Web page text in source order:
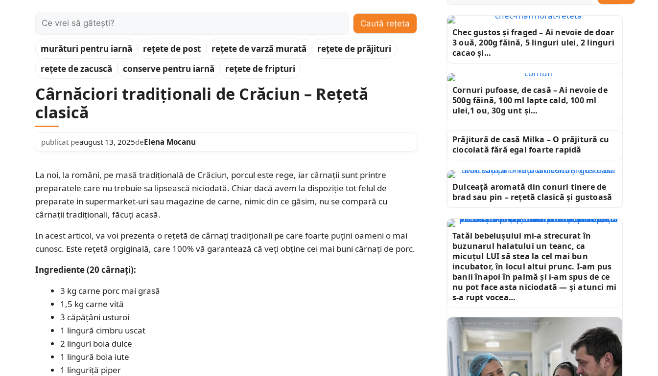
Caută: Caută rețeta
murături pentru iarnă rețete de post rețete de varză murată
rețete de prăjituri
rețete de zacuscă
conserve pentru iarnă rețete de fripturi
Cârnăciori tradiționali de Crăciun – Rețetă
clasică
publicat peaugust 13, 2025deElena Mocanu
La noi, la români, pe masă tradiţională de Crăciun, porcul este rege, iar cârnații sunt printre
preparatele care nu trebuie sa lipsească niciodată. Chiar dacă avem la dispoziție tot felul de
preparate in supermarket-uri sau magazine de carne, nimic din ce găsim, nu se compară cu
cârnații tradiționali, făcuți acasă.
In acest articol, va voi prezenta o rețetă de cârnați tradiționali pe care foarte puțini oameni o mai
cunosc. Este rețetă orgiginală, care 100% vă garantează că veți obține cei mai buni cărnați de porc.
Ingrediente (20 cârnaţi):
3 kg carne porc mai grasă
1,5 kg carne vită
3 căpăţâni usturoi
1 lingură cimbru uscat
2 linguri boia dulce
1 lingură boia iute
1 linguriţă piper
Chec gustos și fraged – Ai nevoie de doar
3 ouă, 200g făină, 5 linguri ulei, 2 linguri
cacao și…
Cornuri pufoase, de casă – Ai nevoie de
500g făină, 100 ml lapte cald, 100 ml
ulei,1 ou, 30g unt și…
Prăjitură de casă Milka – O prăjitură cu
ciocolată fără egal foarte rapidă
Dulceață aromată din conuri tinere de
brad sau pin – rețetă clasică și gustoasă
Tatăl bebelușului mi-a strecurat în
buzunarul halatului un teanc, ca
micuțul LUI să stea la cel mai bun
incubator, în locul altui prunc. I-am pus
banii înapoi în palmă și i-am spus de ce
nu pot face asta niciodată — și atunci mi
s-a rupt vocea…